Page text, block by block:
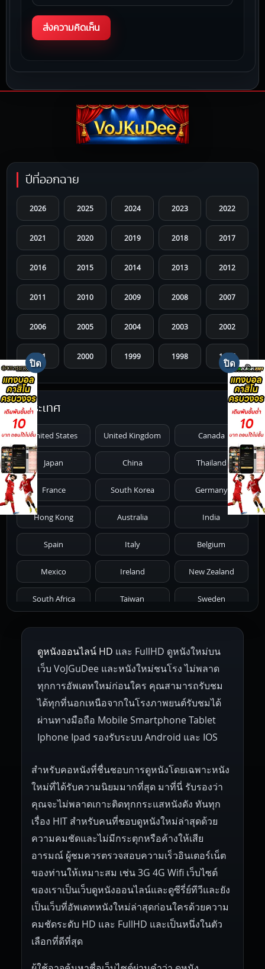
ปีที่ออกฉาย
2026 2025 2024 2023 2022
2021 2020 2019 2018 2017
2016 2015 2014 2013 2012
2011 2010 2009 2008 2007
2006 2005 2004 2003 2002
2001 2000 1999 1998 1997
1996 1995 1994 1993 1992
1991 1987
1986 1985 1984 1983 1982
1981 1980 1979 1978 1977
1976 1975 1974 1973 1972
1971 1970 1969 1968 1967
1966 1965 1964 1963 1962
1959 1955
1945 1942 1941 1940 1939
1937 1930
ประเทศ
United States United Kingdom Canada
Japan China Thailand
France South Korea Germany
Hong Kong Australia India
Spain Italy Belgium
Mexico Ireland New Zealand
South Africa Taiwan Sweden
Netherlands Russia Poland
Hungary Denmark Bulgaria
Czech Republic Brazil Turkey
ดูหนังออนไลน์ HD และ FullHD ดูหนังใหม่บน
เว็บ VoJGuDee และหนังใหม่ชนโรง ไม่พลาด
ทุกการอัพเดทใหม่ก่อนใคร คุณสามารถรับชม
ได้ทุกที่นอกเหนือจากในโรงภาพยนต์รับชมได้
ผ่านทางมือถือ Mobile Smartphone Tablet
Iphone Ipad รองรับระบบ Android และ IOS
สำหรับคอหนังที่ชื่นชอบการดูหนังโดยเฉพาะหนัง
ใหม่ที่ได้รับความนิยมมากที่สุด มาที่นี่ รับรองว่า
คุณจะไม่พลาดเกาะติดทุกกระแสหนังดัง ทันทุก
เรื่อง HIT สำหรับคนที่ชอบดูหนังใหม่ล่าสุดด้วย
ความคมชัดและไม่มีกระตุกหรือค้างให้เสีย
อารมณ์ ผู้ชมควรตรวจสอบความเร็วอินเตอร์เน็ต
ของท่านให้เหมาะสม เช่น 3G 4G Wifi เว็บไซต์
ของเราเป็นเว็บดูหนังออนไลน์และดูซีรี่ย์ทีวีและยัง
เป็นเว็บที่อัพเดทหนังใหม่ล่าสุดก่อนใครด้วยความ
คมชัดระดับ HD และ FullHD และเป็นหนึ่งในตัว
เลือกที่ดีที่สุด